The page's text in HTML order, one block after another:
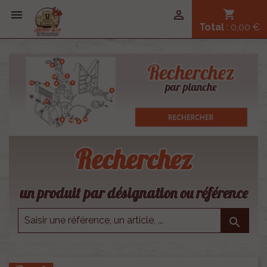
 shopping_cart
Total : 0,00 €

Recherchez
un produit par désignation ou référence
